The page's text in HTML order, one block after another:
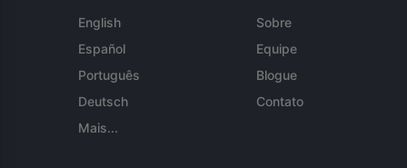
English
Español
Português
Deutsch
Mais...
Sobre
Equipe
Blogue
Contato